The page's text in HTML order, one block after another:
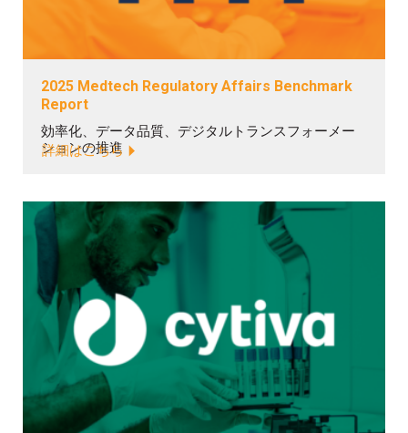
2025 Medtech Regulatory Affairs Benchmark
Report
効率化、データ品質、デジタルトランスフォーメー
ションの推進
詳細はこちら